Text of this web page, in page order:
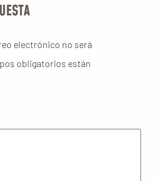
electrónico no será
obligatorios están